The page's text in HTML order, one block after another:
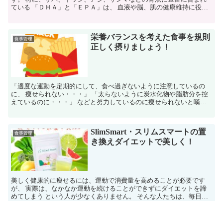
ている 「ＤＨＡ」と「ＥＰＡ」は、 血液や脳、肌の健康維持に役立
食事管理
栄養バランスを考えた食事を規則
正しく摂りましょう！
「適度な運動を定期的にして、食べ過ぎないように注意しているの
に、 痩せられない・・・」 「太らないように炭水化物や脂肪分を控
えているのに・・・」 などと努力しているのに痩せられないと嘆い
食事管理
SlimSmart・スリムスマートの置
き換えダイエットで美しく！
美しく健康的に痩せるには、運動で消費量を高めることが必要です
が、 実際は、なかなか運動を続けることができずにダイエットを諦
めてしまう という人が少なくありません。 そんな人たちは、毎日の